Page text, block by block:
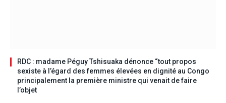
RDC : madame Péguy Tshisuaka dénonce “tout propos
sexiste à l’égard des femmes élevées en dignité au Congo
principalement la première ministre qui venait de faire
l’objet